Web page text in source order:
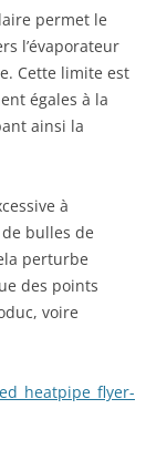
permet le
l’évaporateur
Cette limite est
égales à la
ainsi la
à
bulles de
perturbe
des points
voire